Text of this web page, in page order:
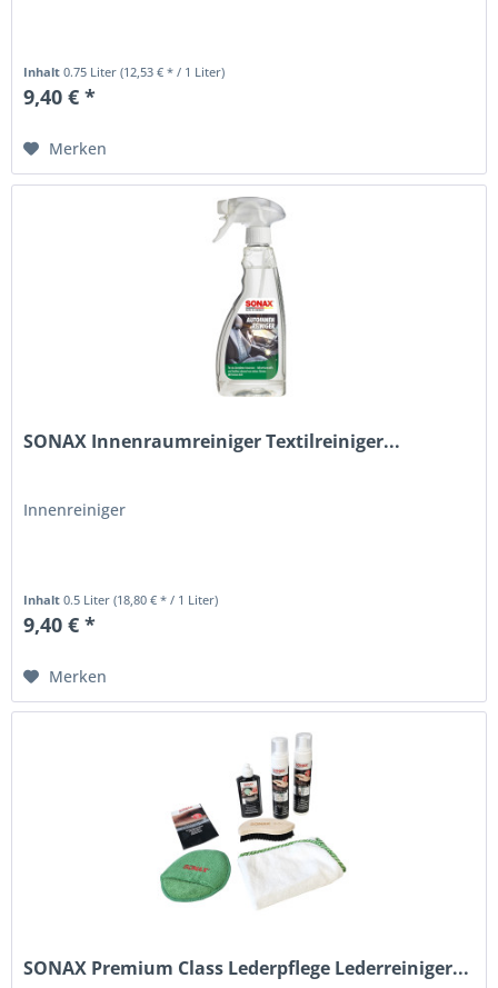
Inhalt0.75 Liter(12,53 € * / 1 Liter)
9,40 € *
Merken
SONAX Innenraumreiniger Textilreiniger...
Innenreiniger
Inhalt0.5 Liter(18,80 € * / 1 Liter)
9,40 € *
Merken
SONAX Premium Class Lederpflege Lederreiniger...